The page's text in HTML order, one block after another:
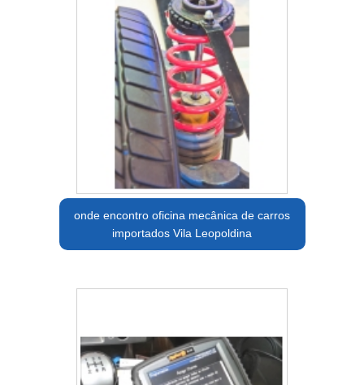
onde encontro oficina mecânica de carros
importados Vila Leopoldina